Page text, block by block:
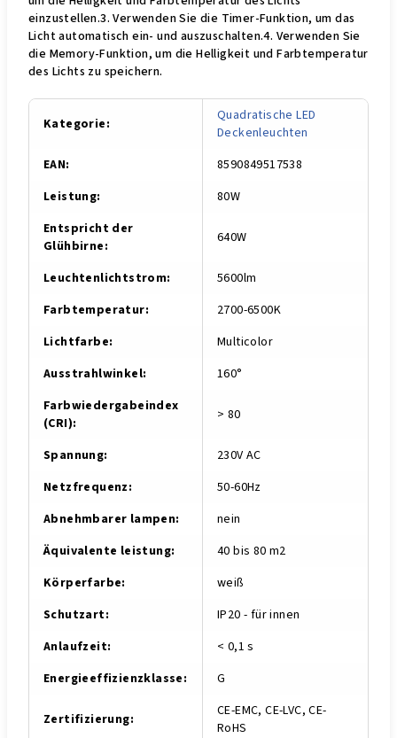
einzustellen.3. Verwenden Sie die Timer-Funktion, um das
Licht automatisch ein- und auszuschalten.4. Verwenden Sie
die Memory-Funktion, um die Helligkeit und Farbtemperatur
des Lichts zu speichern.
Kategorie:
Quadratische LED
Deckenleuchten
EAN:
8590849517538
Leistung:
80W
Entspricht der
Glühbirne: 640W
Leuchtenlichtstrom:
5600lm
Farbtemperatur:
2700-6500K
Lichtfarbe:
Multicolor
Ausstrahlwinkel:
160°
Farbwiedergabeindex
(CRI): > 80
Spannung:
230V AC
Netzfrequenz:
50-60Hz
Abnehmbarer lampen:
nein
Äquivalente leistung:
40 bis 80 m2
Körperfarbe:
weiß
Schutzart:
IP20 - für innen
Anlaufzeit:
< 0,1 s
Energieeffizienzklasse: G
Zertifizierung:
CE-EMC, CE-LVC, CE-
RoHS